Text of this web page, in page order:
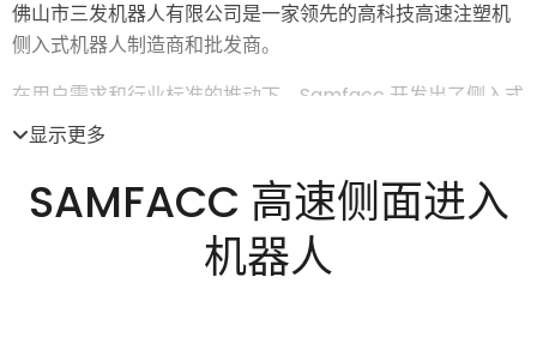
佛山市三发机器人有限公司是一家领先的高科技高速注塑机
侧入式机器人制造商和批发商。
在用户需求和行业标准的推动下，Samfacc 开发出了侧入式
机器人。
Samfacc 侧入式机械手是一种三轴伺服注塑成型机械手，采
用侧入式结构设计。它用于高速注塑机，以减少其磨损。它
在工厂高度不够的行业中发挥着重要作用。
显示更多
SAMFACC 高速侧面进入
机器人